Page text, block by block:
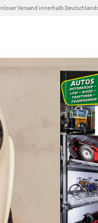
Versand innerhalb